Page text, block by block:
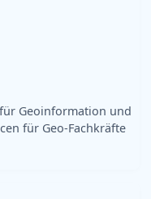
Geoinformation und
für Geo-Fachkräfte